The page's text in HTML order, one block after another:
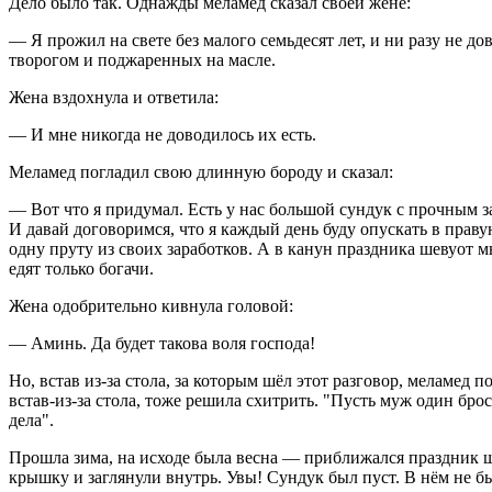
— Я прожил на свете без малого семьдесят лет, и ни разу не
творогом и поджаренных на масле.
Жена вздохнула и ответила:
— И мне никогда не доводилось их есть.
Меламед погладил свою длинную бороду и сказал:
— Вот что я придумал. Есть у нас большой сундук с прочным
И давай договоримся, что я каждый день буду опускать в
одну пруту из своих заработков. А в канун праздника
едят только богачи.
Жена одобрительно кивнула головой:
— Аминь. Да будет такова воля господа!
Но, встав из-за стола, за которым шёл этот разговор,
встав-из-за стола, тоже решила схитрить. "Пусть муж один
дела".
Прошла зима, на исходе была весна — приближался праздник
крышку и заглянули внутрь. Увы! Сундук был пуст. В нём не